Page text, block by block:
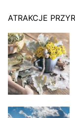
ATRAKCJE